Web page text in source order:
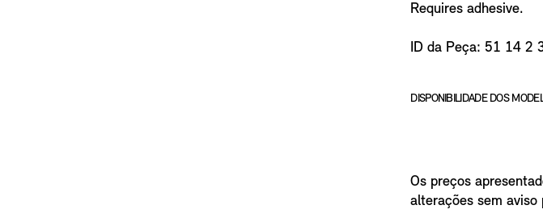
Requires adhesive.
ID da Peça: 51 14 2
DISPONIBILIDADE DOS
Os preços
alterações sem aviso